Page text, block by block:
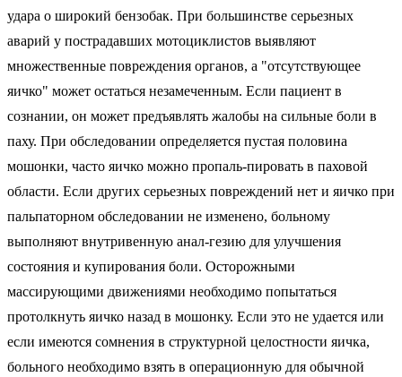
удара о широкий бензобак. При большинстве серьезных
аварий у пострадавших мотоциклистов выявляют
множественные повреждения органов, а "отсутствующее
яичко" может остаться незамеченным. Если пациент в
сознании, он может предъявлять жалобы на сильные боли в
паху. При обследовании определяется пустая половина
мошонки, часто яичко можно пропаль-пировать в паховой
области. Если других серьезных повреждений нет и яичко при
пальпаторном обследовании не изменено, больному
выполняют внутривенную анал-гезию для улучшения
состояния и купирования боли. Осторожными
массирующими движениями необходимо попытаться
протолкнуть яичко назад в мошонку. Если это не удается или
если имеются сомнения в структурной целостности яичка,
больного необходимо взять в операционную для обычной